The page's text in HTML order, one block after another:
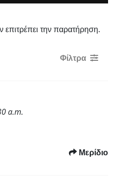
την παρατήρηση.
Φίλτρα
a.m.
Μερίδιο